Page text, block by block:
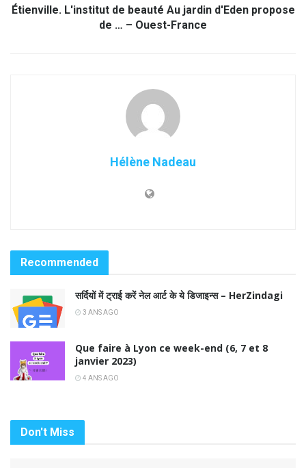
Étienville. L'institut de beauté Au jardin d'Eden propose
de … – Ouest-France
Hélène Nadeau
Recommended
सर्दियों में ट्राई करें नेल आर्ट के ये डिजाइन्स – HerZindagi
3 ANS AGO
Que faire à Lyon ce week-end (6, 7 et 8
janvier 2023)
4 ANS AGO
Don't Miss